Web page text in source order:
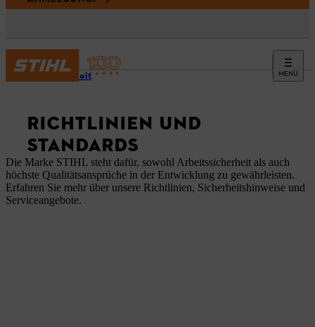
MENÜ
Sicherheit
RICHTLINIEN UND
STANDARDS
Die Marke STIHL steht dafür, sowohl Arbeitssicherheit als auch
höchste Qualitätsansprüche in der Entwicklung zu gewährleisten.
Erfahren Sie mehr über unsere Richtlinien, Sicherheitshinweise und
Serviceangebote.